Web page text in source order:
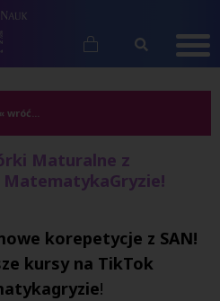
« wróć...
Maturalne z
korepetycje z SAN!
kursy na TikTok
!